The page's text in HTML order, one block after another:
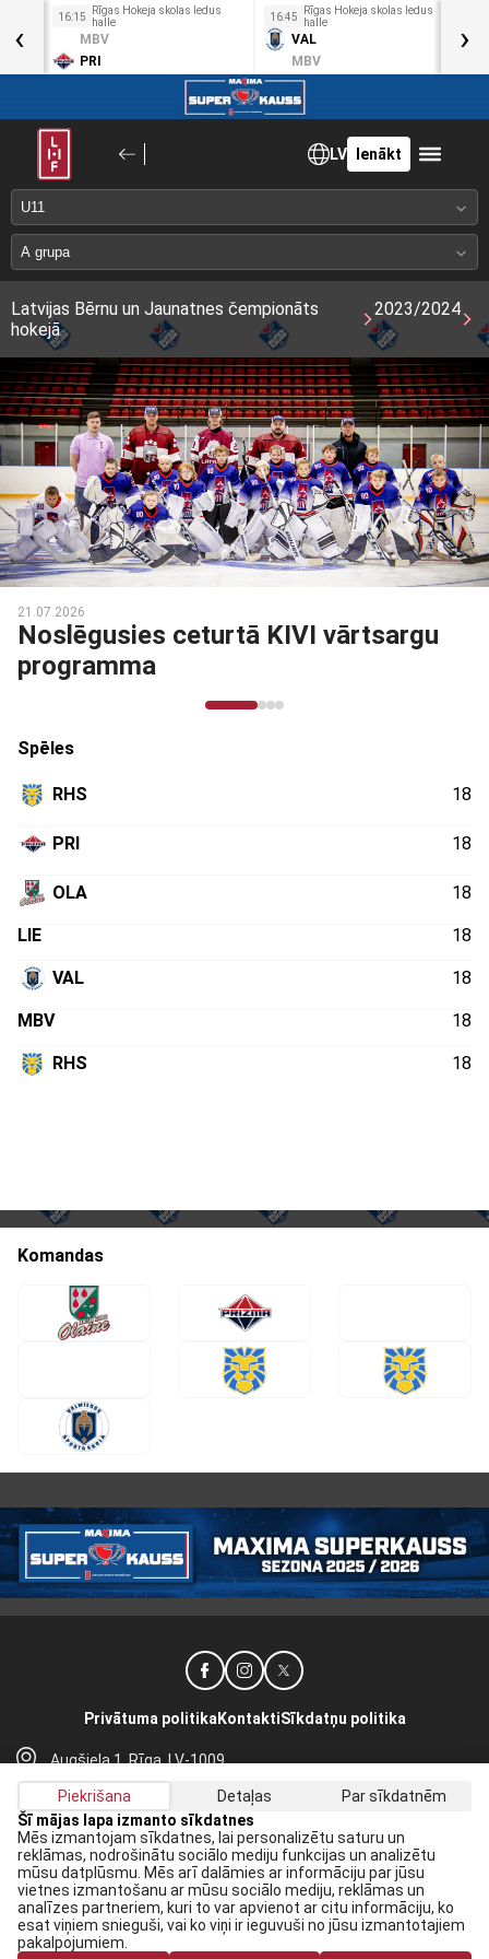
16:15
Rīgas Hokeja skolas ledus
halle
MBV
PRI
16:45
Rīgas Hokeja skolas ledus
halle
VAL
MBV
‹ ›
LV Ienākt
Latvijas Bērnu un Jaunatnes čempionāts
hokejā
2023/2024
21.07.2026
Noslēgusies ceturtā KIVI vārtsargu
programma
Spēles
RHS 18
PRI 18
OLA 18
LIE 18
VAL 18
MBV 18
RHS 18
Komandas
Augšiela 1, Rīga, LV-1009
lhf@lhf.lv
+371 67565614
Privātuma politika KontaktiSīkdatņu politika
Saņem jaunākās ziņas savā E-pastā:
Pieteikties
Piekrītu savaidatu apstrādei
Piekrišana Detaļas
Par sīkdatnēm
Šī mājas lapa izmanto sīkdatnes
Mēs izmantojam sīkdatnes, lai personalizētu saturu un
reklāmas, nodrošinātu sociālo mediju funkcijas un analizētu
mūsu datplūsmu. Mēs arī dalāmies ar informāciju par jūsu
vietnes izmantošanu ar mūsu sociālo mediju, reklāmas un
analīzes partneriem, kuri to var apvienot ar citu informāciju, ko
esat viņiem snieguši, vai ko viņi ir ieguvuši no jūsu izmantotajiem
pakalpojumiem.